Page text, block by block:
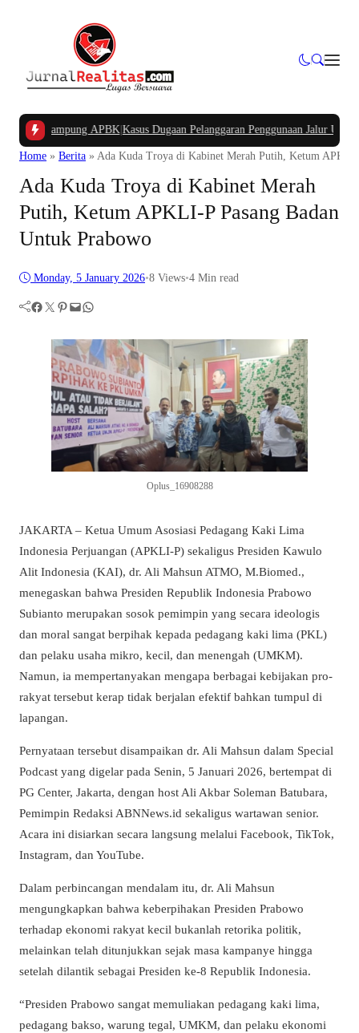
Kampung APBK|Kasus Dugaan Pelanggaran Penggunaan Jalur Utilitas
Home » Berita » Ada Kuda Troya di Kabinet Merah Putih, Ketum APKLI-
Ada Kuda Troya di Kabinet Merah
Putih, Ketum APKLI-P Pasang Badan
Untuk Prabowo
Monday, 5 January 2026•8 Views•4 Min read
Facebook Twitter Pinterest Mail WhatsApp
Oplus_16908288
JAKARTA – Ketua Umum Asosiasi Pedagang Kaki Lima
Indonesia Perjuangan (APKLI-P) sekaligus Presiden Kawulo
Alit Indonesia (KAI), dr. Ali Mahsun ATMO, M.Biomed.,
menegaskan bahwa Presiden Republik Indonesia Prabowo
Subianto merupakan sosok pemimpin yang secara ideologis
dan moral sangat berpihak kepada pedagang kaki lima (PKL)
dan pelaku usaha mikro, kecil, dan menengah (UMKM).
Namun, ia mempertanyakan mengapa berbagai kebijakan pro-
rakyat tersebut kerap tidak berjalan efektif bahkan tumpul di
lapangan.
Pernyataan tersebut disampaikan dr. Ali Mahsun dalam Special
Podcast yang digelar pada Senin, 5 Januari 2026, bertempat di
PG Center, Jakarta, dengan host Ali Akbar Soleman Batubara,
Pemimpin Redaksi ABNNews.id sekaligus wartawan senior.
Acara ini disiarkan secara langsung melalui Facebook, TikTok,
Instagram, dan YouTube.
Dalam perbincangan mendalam itu, dr. Ali Mahsun
mengungkapkan bahwa keberpihakan Presiden Prabowo
terhadap ekonomi rakyat kecil bukanlah retorika politik,
melainkan telah ditunjukkan sejak masa kampanye hingga
setelah dilantik sebagai Presiden ke-8 Republik Indonesia.
“Presiden Prabowo sangat memuliakan pedagang kaki lima,
pedagang bakso, warung tegal, UMKM, dan pelaku ekonomi